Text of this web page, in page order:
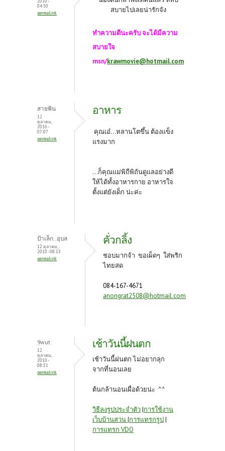
04:50
permalink
สบายไปเลยน่ารักจัง
ทำความดีนะครับ จะได้มีความ
สบายใจ
msn/krawmovie@hotmail.com
สายพิน
12
ตุลาคม,
2010 -
07:07
permalink
อาหาร
คุณเอ๋...หลานโตขึ้น ต้องแข็ง
แรงมาก
...ก็คุณแม่พิถีพิถันดูแลอย่างดี
ให้ได้ทั้งอาหารกาย อาหารใจ
ตั้งแต่ยังเด็ก น่ะค่ะ
ป้าเล็ก..อุบล
12 ตุลาคม,
2010 - 08:13
permalink
คั่วกลิ้ง
ชอบมากจ้า ขอเผ็ดๆ ใส่พริก
ไทยสด
084-167-4671
anongrat2508@hotmail.com
9wut
12
ตุลาคม,
2010 -
08:31
permalink
เช้าวันนี้ฝนตก
เช้าวันนี้ฝนตก ไม่อยากลุก
จากที่นอนเลย
ต้นกล้านอนเผื่อด้วยน่ะ ^^
วิธีลงรูปประจำตัว|การใช้งาน
เว็บบ้านสวน|การแทรกรูป|
การแทรก VDO